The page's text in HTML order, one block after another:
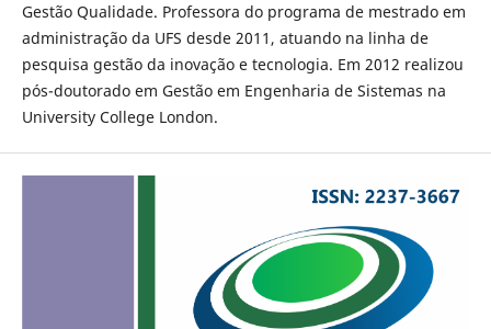
Gestão Qualidade. Professora do programa de mestrado em
administração da UFS desde 2011, atuando na linha de
pesquisa gestão da inovação e tecnologia. Em 2012 realizou
pós-doutorado em Gestão em Engenharia de Sistemas na
University College London.